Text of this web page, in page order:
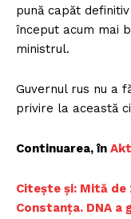
pună capăt
început acum mai
ministrul.
Guvernul rus nu a
privire la această
Continuarea, în
Citește și: Mită de
Constanța. DNA